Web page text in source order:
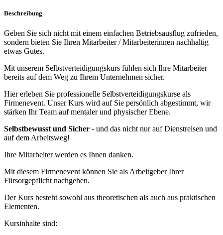
Beschreibung
Geben Sie sich nicht mit einem einfachen Betriebsausflug zufrieden,
sondern bieten Sie Ihren Mitarbeiter / Mitarbeiterinnen nachhaltig
etwas Gutes.
Mit unserem Selbstverteidigungskurs fühlen sich Ihre Mitarbeiter
bereits auf dem Weg zu Ihrem Unternehmen sicher.
Hier erleben Sie professionelle Selbstverteidigungskurse als
Firmenevent. Unser Kurs wird auf Sie persönlich abgestimmt, wir
stärken Ihr Team auf mentaler und physischer Ebene.
Selbstbewusst und Sicher - und das nicht nur auf Dienstreisen und
auf dem Arbeitsweg!
Ihre Mitarbeiter werden es Ihnen danken.
Mit diesem Firmenevent können Sie als Arbeitgeber Ihrer
Fürsorgepflicht nachgehen.
Der Kurs besteht sowohl aus theoretischen als auch aus praktischen
Elementen.
Kursinhalte sind: